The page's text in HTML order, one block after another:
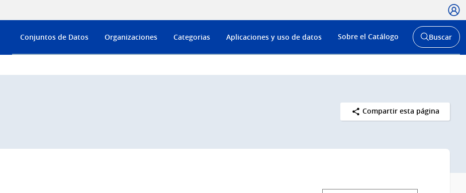
Menú
de
Conjuntos de Datos Organizaciones Categorias Aplicaciones y uso de datos Sobre el Catálogo
Abrir
buscador
Buscar
Compartir esta página